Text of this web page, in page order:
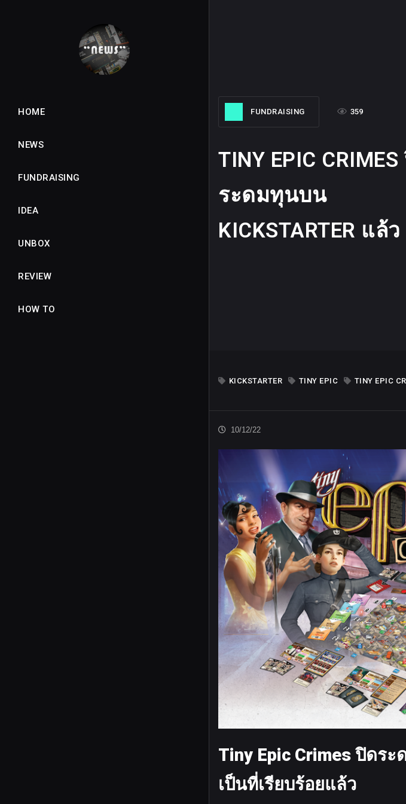
HOME
NEWS
FUNDRAISING
IDEA
UNBOX
REVIEW
HOW TO
FUNDRAISING 359
TINY EPIC
ระดมทุนบน
KICKSTARTER แล้ว
KICKSTARTER TINY EPIC TINY EPIC
10/12/22
Tiny Epic Crimes ปิดร
เป็นที่เรียบร้อยแล้ว